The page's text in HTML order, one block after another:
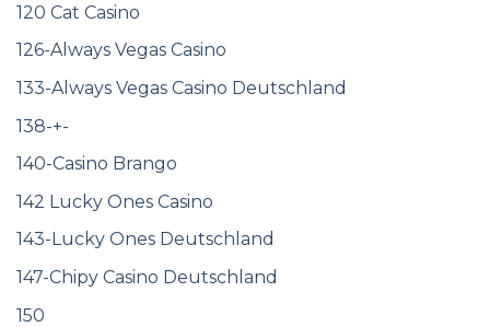
120 Cat Casino
126-Always Vegas Casino
133-Always Vegas Casino Deutschland
138-+-
140-Casino Brango
142 Lucky Ones Casino
143-Lucky Ones Deutschland
147-Chipy Casino Deutschland
150